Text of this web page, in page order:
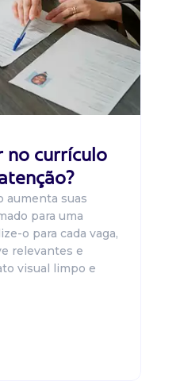
no currículo
aumenta suas
para uma
o para cada vaga,
relevantes e
visual limpo e